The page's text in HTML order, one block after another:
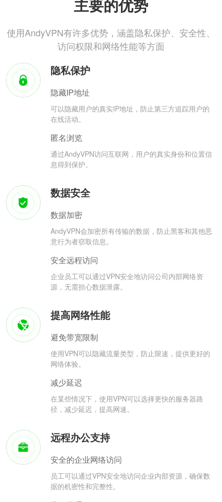
主要的优势
使用AndyVPN有许多优势，涵盖隐私保护、安全性、
访问权限和网络性能等方面
隐私保护
隐藏IP地址
可以隐藏用户的真实IP地址，防止第三方追踪用户的
在线活动。
匿名浏览
通过AndyVPN访问互联网，用户的真实身份和位置信
息得到保护。
数据安全
数据加密
AndyVPN会加密所有传输的数据，防止黑客和其他恶
意行为者窃取信息。
安全远程访问
企业员工可以通过VPN安全地访问公司内部网络资
源，无需担心数据泄露。
提高网络性能
避免带宽限制
使用VPN可以隐藏流量类型，防止限速，提供更好的
网络体验。
减少延迟
在某些情况下，使用VPN可以选择更快的服务器路
径，减少延迟，提高网速。
远程办公支持
安全的企业网络访问
员工可以通过VPN安全地访问企业内部资源，确保数
据的机密性和完整性。